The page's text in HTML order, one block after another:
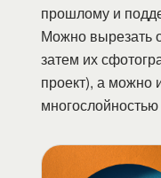
прошлому и
Можно вырезать
затем их
проект), а можно